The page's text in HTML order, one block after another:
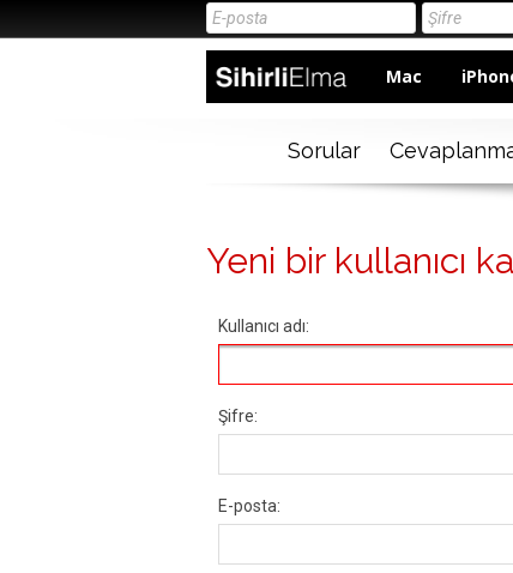
Mac
Sorular
Yeni bir kullanıcı
Kullanıcı adı:
Şifre:
E-posta: